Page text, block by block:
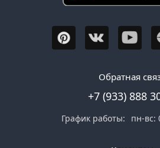
Обратная
+7 (933) 888
График работы: пн-вс: